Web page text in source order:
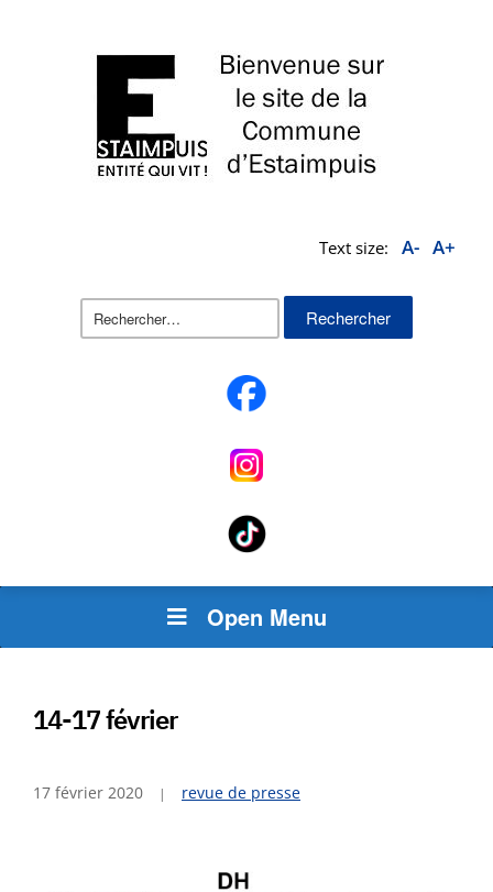
Text size: A- A+
Rechercher :
Open Menu
14-17 février
17 février 2020 revue de presse